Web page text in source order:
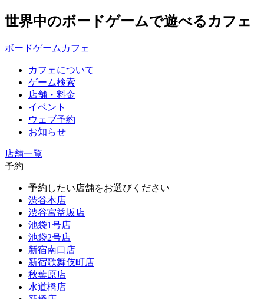
世界中のボードゲームで遊べるカフェ
ボードゲームカフェ
カフェについて
ゲーム検索
店舗・料金
イベント
ウェブ予約
お知らせ
店舗一覧
予約
予約したい店舗をお選びください
渋谷本店
渋谷宮益坂店
池袋1号店
池袋2号店
新宿南口店
新宿歌舞伎町店
秋葉原店
水道橋店